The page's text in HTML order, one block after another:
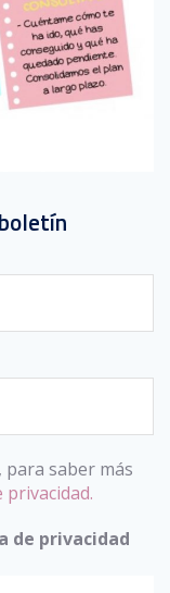
saber más
privacidad.
de privacidad